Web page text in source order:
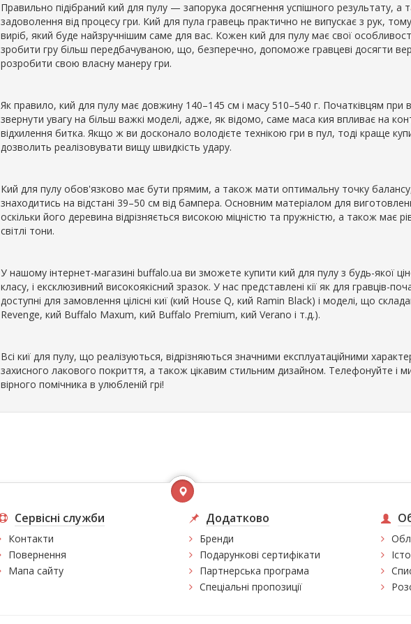
Правильно підібраний кий для пулу — запорука досягнення успішного результату,
задоволення від процесу гри. Кий для пула гравець практично не випускає з рук,
виріб, який буде найзручнішим саме для вас. Кожен кий для пулу має свої
зробити гру більш передбачуваною, що, безперечно, допоможе гравцеві досягти
розробити свою власну манеру гри.
Як правило, кий для пулу має довжину 140–145 см і масу 510–540 г. Початківцям при
звернути увагу на більш важкі моделі, адже, як відомо, саме маса кия впливає на
відхилення битка. Якщо ж ви досконало володієте технікою гри в пул, тоді краще
дозволить реалізовувати вищу швидкість удару.
Кий для пулу обов'язково має бути прямим, а також мати оптимальну точку
знаходитись на відстані 39–50 см від бампера. Основним матеріалом для
оскільки його деревина відрізняється високою міцністю та пружністю, а також має
світлі тони.
У нашому інтернет-магазині buffalo.ua ви зможете купити кий для пулу з будь-якої
класу, і ексклюзивний високоякісний зразок. У нас представлені кії як для гравців-
доступні для замовлення цілісні киї (кий House Q, кий Ramin Black) і моделі, що
Revenge, кий Buffalo Maxum, кий Buffalo Premium, кий Verano і т.д.).
Всі киї для пулу, що реалізуються, відрізняються значними експлуатаційними
захисного лакового покриття, а також цікавим стильним дизайном. Телефонуйте
вірного помічника в улюбленій грі!
Сервісні служби
Контакти
Повернення
Мапа сайту
Додатково
Бренди
Подарункові сертифікати
Партнерська програма
Спеціальні пропозиції